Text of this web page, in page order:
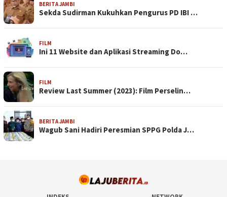
BERITA JAMBI
Sekda Sudirman Kukuhkan Pengurus PD IBI …
FILM
Ini 11 Website dan Aplikasi Streaming Do…
FILM
Review Last Summer (2023): Film Perselin…
BERITA JAMBI
Wagub Sani Hadiri Peresmian SPPG Polda J…